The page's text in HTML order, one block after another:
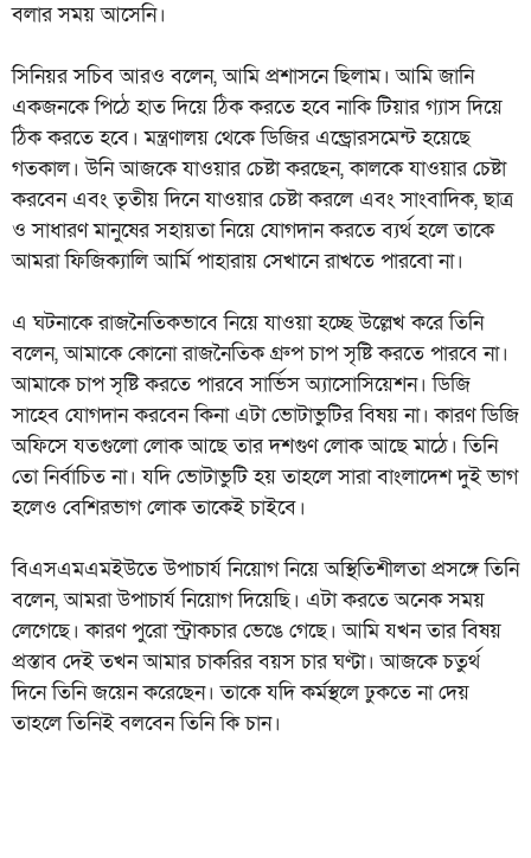
বলার সময় আসেনি।
সিনিয়র সচিব আরও বলেন, আমি প্রশাসনে ছিলাম। আমি জানি
একজনকে পিঠে হাত দিয়ে ঠিক করতে হবে নাকি টিয়ার গ্যাস দিয়ে
ঠিক করতে হবে। মন্ত্রণালয় থেকে ডিজির এন্ড্রোরসমেন্ট হয়েছে
গতকাল। উনি আজকে যাওয়ার চেষ্টা করছেন, কালকে যাওয়ার চেষ্টা
করবেন এবং তৃতীয় দিনে যাওয়ার চেষ্টা করলে এবং সাংবাদিক, ছাত্র
ও সাধারণ মানুষের সহায়তা নিয়ে যোগদান করতে ব্যর্থ হলে তাকে
আমরা ফিজিক্যালি আর্মি পাহারায় সেখানে রাখতে পারবো না।
এ ঘটনাকে রাজনৈতিকভাবে নিয়ে যাওয়া হচ্ছে উল্লেখ করে তিনি
বলেন, আমাকে কোনো রাজনৈতিক গ্রুপ চাপ সৃষ্টি করতে পারবে না।
আমাকে চাপ সৃষ্টি করতে পারবে সার্ভিস অ্যাসোসিয়েশন। ডিজি
সাহেব যোগদান করবেন কিনা এটা ভোটাভুটির বিষয় না। কারণ ডিজি
অফিসে যতগুলো লোক আছে তার দশগুণ লোক আছে মাঠে। তিনি
তো নির্বাচিত না। যদি ভোটাভুটি হয় তাহলে সারা বাংলাদেশ দুই ভাগ
হলেও বেশিরভাগ লোক তাকেই চাইবে।
বিএসএমএমইউতে উপাচার্য নিয়োগ নিয়ে অস্থিতিশীলতা প্রসঙ্গে তিনি
বলেন, আমরা উপাচার্য নিয়োগ দিয়েছি। এটা করতে অনেক সময়
লেগেছে। কারণ পুরো স্ট্রাকচার ভেঙে গেছে। আমি যখন তার বিষয়
প্রস্তাব দেই তখন আমার চাকরির বয়স চার ঘণ্টা। আজকে চতুর্থ
দিনে তিনি জয়েন করেছেন। তাকে যদি কর্মস্থলে ঢুকতে না দেয়
তাহলে তিনিই বলবেন তিনি কি চান।